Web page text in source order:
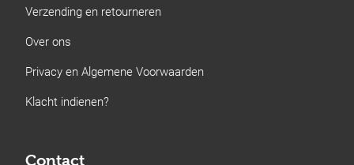
Verzending en retourneren
Over ons
Privacy en Algemene Voorwaarden
Klacht indienen?
Contact